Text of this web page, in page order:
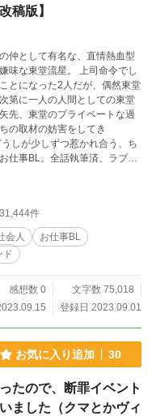
稿版】
仲として有名な、直情熱血型
味な東堂流星。 上司命令でし
とになった2人だが、偶然東堂
第に一人の人間としての東堂
先、東堂のプライベートな過
の取材の妨害をしてき
仕事BL。全話執筆済、ラブな
んのり♡に*を、しっかり♡に
件
会人
お仕事BL
ド
感想数 0
文字数 75,018
登録日 2023.09.01
お気に入り追加 30
たので、断罪イベント
ました（クマとかヴィ